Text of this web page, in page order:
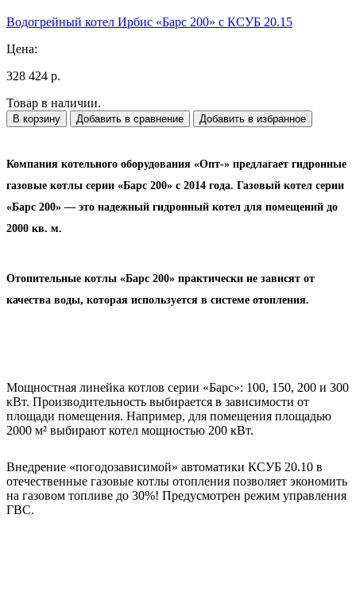
Водогрейный котел Ирбис «Барс 200» с КСУБ 20.15
Цена:
328 424 р.
Товар в наличии.
В корзину Добавить в сравнение Добавить в избранное
Компания котельного оборудования «Опт-» предлагает гидронные
газовые котлы серии «Барс 200» с 2014 года. Газовый котел серии
«Барс 200» — это надежный гидронный котел для помещений до
2000 кв. м.
Отопительные котлы «Барс 200» практически не зависят от
качества воды, которая используется в системе отопления.
Мощностная линейка котлов серии «Барс»: 100, 150, 200 и 300
кВт. Производительность выбирается в зависимости от
площади помещения. Например, для помещения площадью
2000 м² выбирают котел мощностью 200 кВт.
Внедрение «погодозависимой» автоматики КСУБ 20.10 в
отечественные газовые котлы отопления позволяет экономить
на газовом топливе до 30%! Предусмотрен режим управления
ГВС.